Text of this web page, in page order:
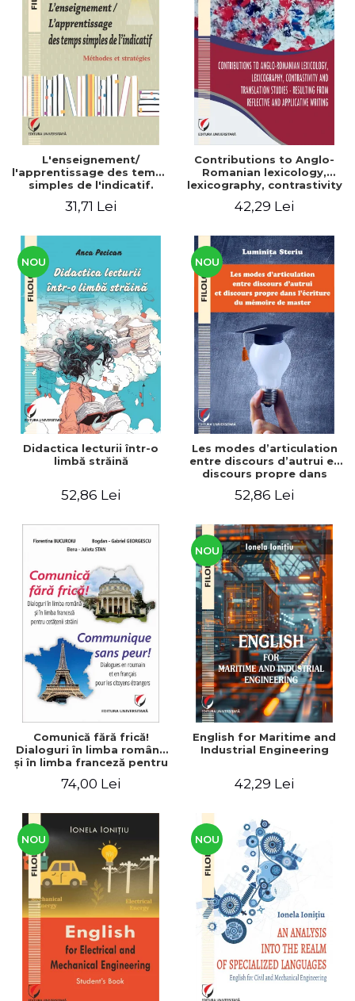
L'enseignement/
l'apprentissage des temps
simples de l'indicatif.
31,71 Lei
Contributions to Anglo-
Romanian lexicology,
lexicography, contrastivity
Resulting from reflective
42,29 Lei
NOU
Didactica lecturii într-o
limbă străină
52,86 Lei
NOU
Les modes d’articulation
entre discours d’autrui et
discours propre dans
master
52,86 Lei
Comunică fără frică!
Dialoguri în limba română
şi în limba franceză pentru
străini/Communique sans
roumain et en français
pour les citoyens
étrangers
74,00 Lei
NOU
English for Maritime and
Industrial Engineering
42,29 Lei
NOU NOU